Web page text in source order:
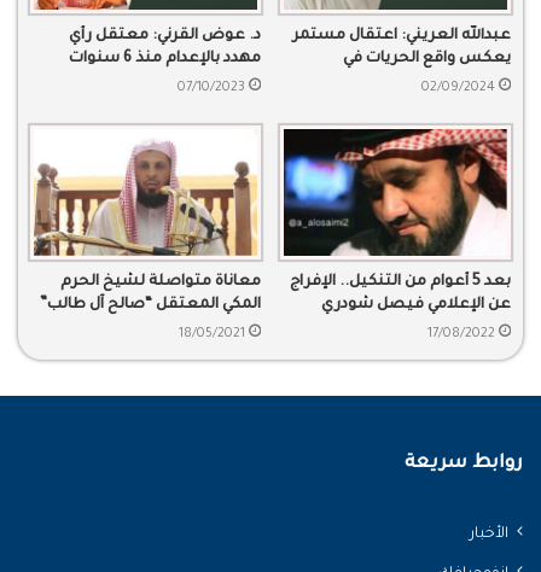
عبدالله العريني: اعتقال مستمر
يعكس واقع الحريات في
السعودية
02/09/2024
د. عوض القرني: معتقل رأي
مهدد بالإعدام منذ 6 سنوات
07/10/2023
بعد 5 أعوام من التنكيل.. الإفراج
عن الإعلامي فيصل شودري
17/08/2022
معاناة متواصلة لشيخ الحرم
المكي المعتقل “صالح آل طالب”
18/05/2021
روابط سريعة
الأخبار